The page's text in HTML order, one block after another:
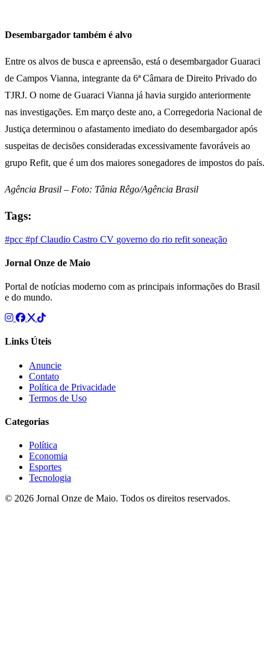
Desembargador também é alvo
Entre os alvos de busca e apreensão, está o desembargador Guaraci
de Campos Vianna, integrante da 6ª Câmara de Direito Privado do
TJRJ. O nome de Guaraci Vianna já havia surgido anteriormente
nas investigações. Em março deste ano, a Corregedoria Nacional de
Justiça determinou o afastamento imediato do desembargador após
suspeitas de decisões consideradas excessivamente favoráveis ao
grupo Refit, que é um dos maiores sonegadores de impostos do país.
Agência Brasil – Foto: Tânia Rêgo/Agência Brasil
Tags:
#pcc #pfClaudio Castro CV governo do rio refit soneação
Jornal Onze de Maio
Portal de notícias moderno com as principais informações do Brasil
e do mundo.
Links Úteis
Anuncie
Contato
Política de Privacidade
Termos de Uso
Categorias
Política
Economia
Esportes
Tecnologia
© 2026 Jornal Onze de Maio. Todos os direitos reservados.